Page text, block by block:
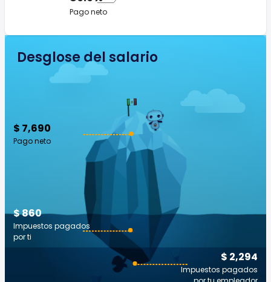
Pago neto
Desglose del salario
$ 7,690
Pago neto
$ 2,294
Impuestos pagados
$ 860
Impuestos pagados
por ti